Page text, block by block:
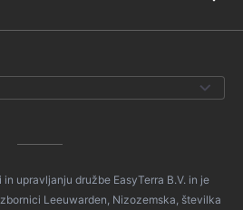
upravljanju družbe EasyTerra B.V. in je
Leeuwarden, Nizozemska, številka